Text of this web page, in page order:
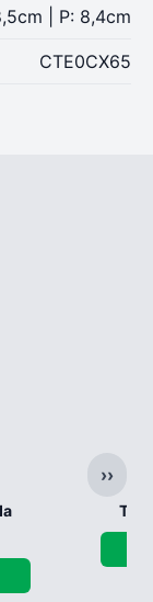
| P: 8,4cm
CTE0CX65
››